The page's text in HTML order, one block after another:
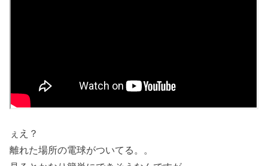
ぇえ？
離れた場所の電球がついてる。。